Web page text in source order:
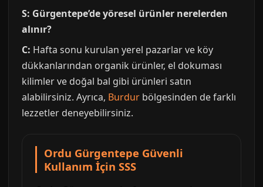
S: Gürgentepe’de yöresel ürünler nerelerden
alınır?
C: Hafta sonu kurulan yerel pazarlar ve köy
dükkanlarından organik ürünler, el dokuması
kilimler ve doğal bal gibi ürünleri satın
alabilirsiniz. Ayrıca, Burdur bölgesinden de farklı
lezzetler deneyebilirsiniz.
Ordu Gürgentepe Güvenli
Kullanım İçin SSS